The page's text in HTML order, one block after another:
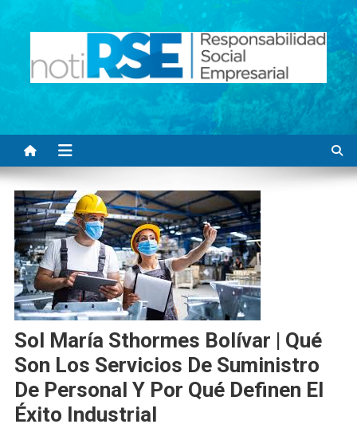
Noti RSE
Noticias con sentido responsable
Sol María Sthormes Bolívar | Qué
Son Los Servicios De Suministro
De Personal Y Por Qué Definen El
Éxito Industrial